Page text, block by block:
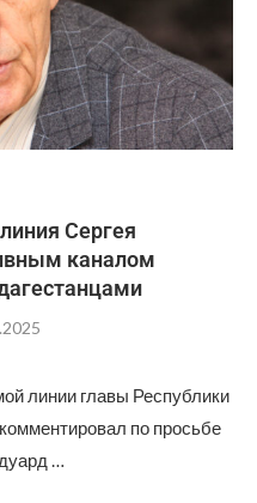
Сергея
каналом
линии главы Республики
по просьбе
…